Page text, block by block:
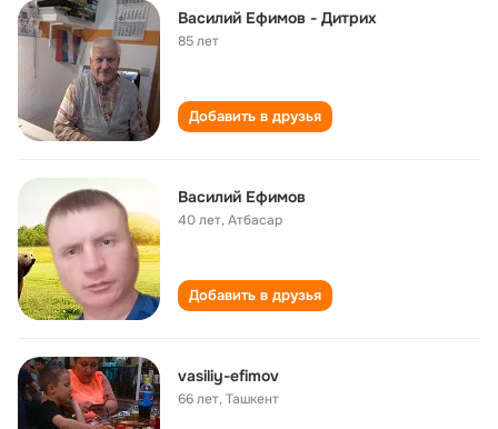
Василий Ефимов - Дитрих
85 лет
Добавить в друзья
Василий Ефимов
40 лет,Атбасар
Добавить в друзья
vasiliy-efimov
66 лет,Ташкент